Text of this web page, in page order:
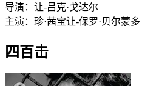
导演： 让-吕克·戈达尔
主演： 珍·茜宝让-保罗·贝尔蒙多
四百击